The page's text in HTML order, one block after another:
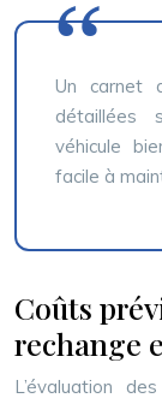
Un carnet
détaillées
véhicule
facile à
Coûts
rechange
L’évaluation